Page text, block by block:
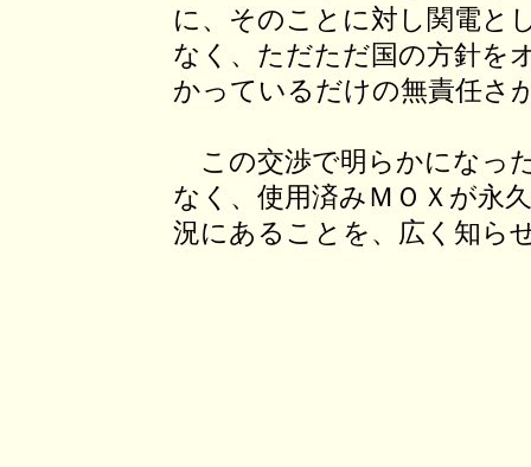
に、そのことに対し関電と
なく、ただただ国の方針を
かっているだけの無責任さ
この交渉で明らかになっ
なく、使用済みＭＯＸが永
況にあることを、広く知ら